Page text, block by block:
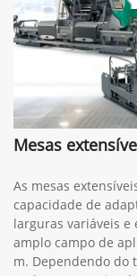
Mesas
As mesas
capacidade de
larguras variáveis e
amplo campo de
m. Dependendo do